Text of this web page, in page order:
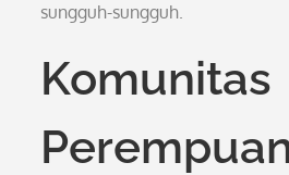
sungguh-sungguh.
Komunitas